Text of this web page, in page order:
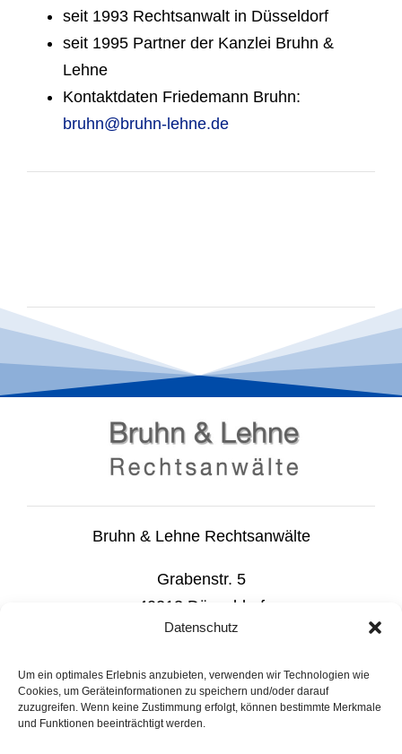
Datenschutz
Um ein optimales Erlebnis anzubieten, verwenden wir Technologien wie
Cookies, um Geräteinformationen zu speichern und/oder darauf
zuzugreifen. Wenn keine Zustimmung erfolgt, können bestimmte Merkmale
und Funktionen beeinträchtigt werden.
seit 1993 Rechtsanwalt in Düsseldorf
seit 1995 Partner der Kanzlei Bruhn &
Lehne
Kontaktdaten Friedemann Bruhn:
bruhn@bruhn-lehne.de
Bruhn & Lehne Rechtsanwälte
Grabenstr. 5
40213 Düsseldorf
Telefax 0211 867895-29
Emailinfo@bruhn-lehne.de